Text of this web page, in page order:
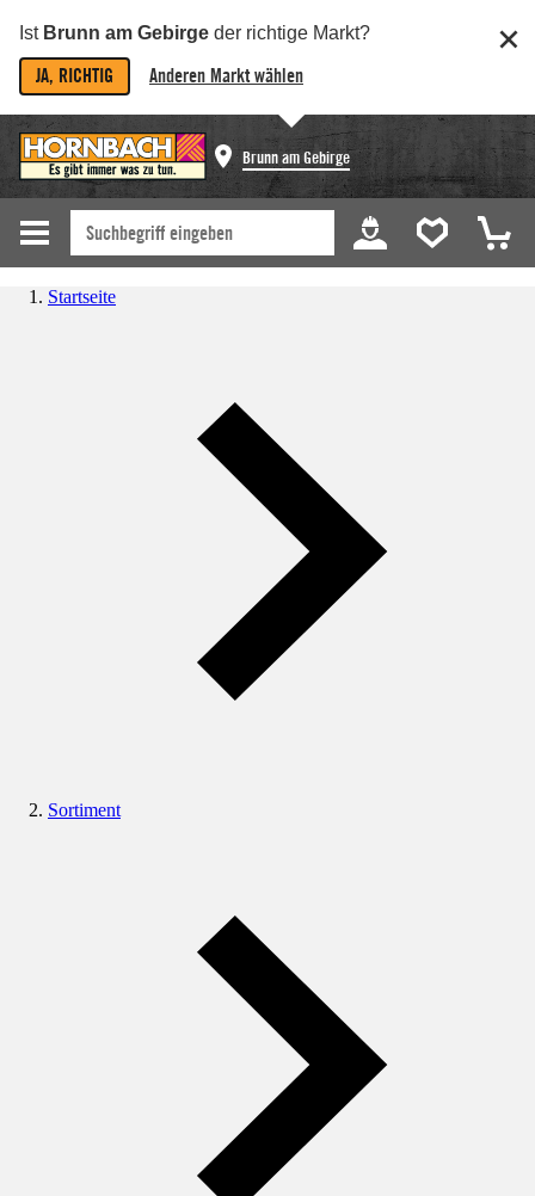
Ist Brunn am Gebirge der richtige Markt?
JA, RICHTIG Anderen Markt wählen
Brunn am Gebirge
Startseite
Sortiment